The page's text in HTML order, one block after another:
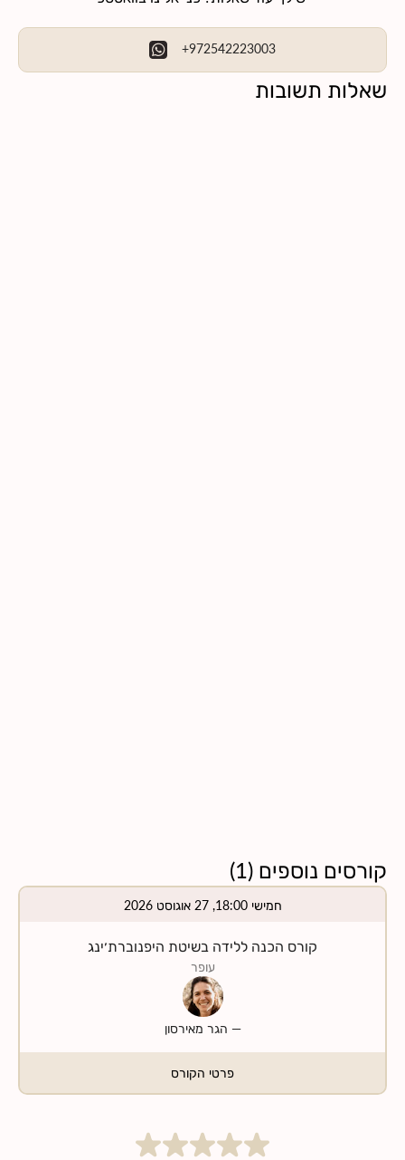
+972542223003
שאלות תשובות
קורסים נוספים (
1
)
חמישי 18:00, 27 אוגוסט 2026
קורס הכנה ללידה בשיטת היפנוברת׳ינג
עופר
— הגר מאירסון
פרטי הקורס